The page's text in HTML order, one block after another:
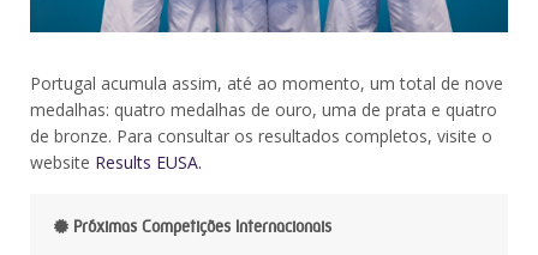
Portugal acumula assim, até ao momento, um total de nove
medalhas: quatro medalhas de ouro, uma de prata e quatro
de bronze. Para consultar os resultados completos, visite o
website Results EUSA.
Próximas Competições Internacionais